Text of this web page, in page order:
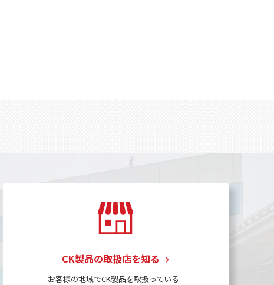
CK製品の取扱店を知る
お客様の地域でCK製品を取扱っている